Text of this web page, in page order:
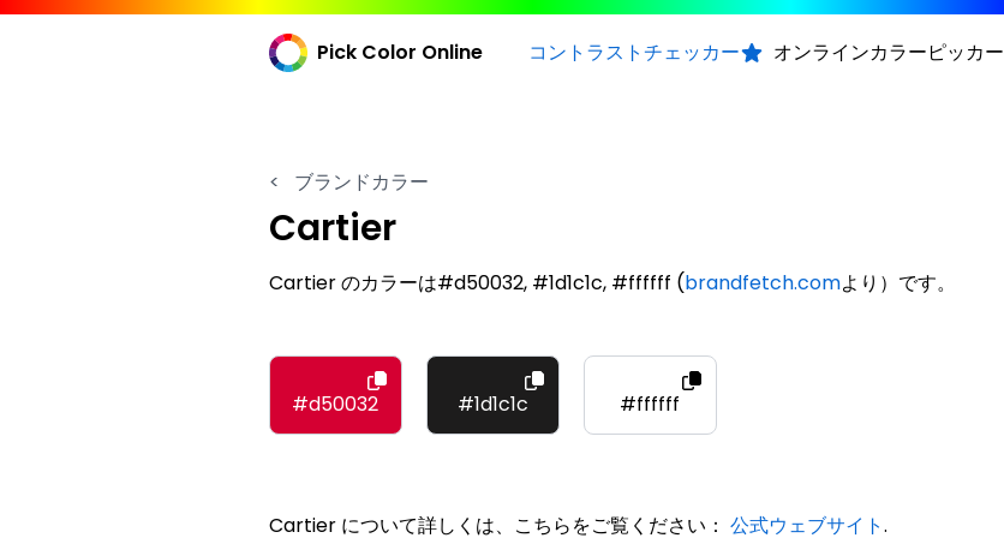
Pick Color Online コントラストチェッカー オンラインカラーピッカー
< ブランドカラー
Cartier
Cartier のカラーは#d50032, #1d1c1c, #ffffff (brandfetch.comより）です。
#d50032 #1d1c1c #ffffff
Cartier について詳しくは、こちらをご覧ください： 公式ウェブサイト.